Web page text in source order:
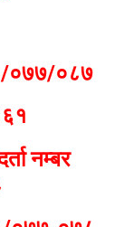
०७७/०८७
नम्बर